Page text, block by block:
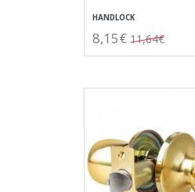
HANDLOCK
8,15€ 11,64€